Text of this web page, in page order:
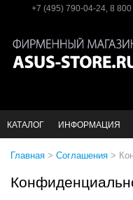
+7 (495) 790-04-24, 8
КАТАЛОГ ИНФОРМАЦИЯ
Главная > Соглашения >